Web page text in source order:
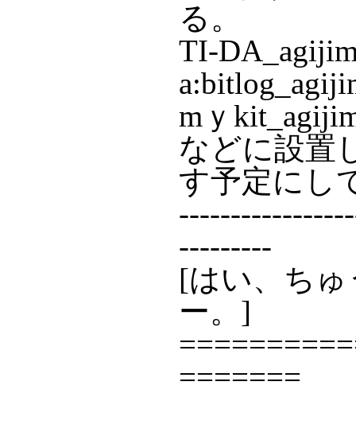
る。
TI-
mｙ
などに設置
す予定にし
---------
[はい、ち
ー。]
=======